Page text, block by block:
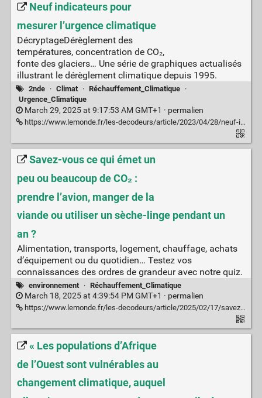
Neuf indicateurs pour
mesurer l’urgence climatique
DécryptageDérèglement des
températures, concentration de CO₂,
fonte des glaciers… Une série de graphiques actualisés
illustrant le dérèglement climatique depuis 1995.
2nde · Climat · Réchauffement_Climatique ·
Urgence_Climatique
March 29, 2025 at 9:17:53 AM GMT+1 · permalien
https://www.lemonde.fr/les-decodeurs/article/2023/04/28/neuf-indicateurs-pour-mesurer-l-urgence-climatique_6148399_4355771.html
Savez-vous ce qui émet un
peu ou beaucoup de CO₂ :
prendre l’avion, manger de la
viande ou utiliser un sèche-linge pendant un
an ?
Alimentation, transports, logement, chauffage, achats
d’équipement ou du quotidien… Testez vos
connaissances des ordres de grandeur avec notre quiz.
environnement · Réchauffement_Climatique
March 18, 2025 at 4:39:54 PM GMT+1 · permalien
https://www.lemonde.fr/les-decodeurs/article/2025/02/17/savez-vous-ce-qui-emet-un-peu-ou-beaucoup-de-co-prendre-l-avion-manger-de-la-viande-ou-utiliser-un-seche-linge-pendant-un-an_6145983_4355771.html
« Les populations d’Afrique
de l’Ouest sont vulnérables au
changement climatique, auquel